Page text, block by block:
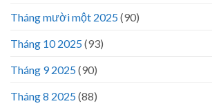
Tháng mười một 2025(90)
Tháng 10 2025(93)
Tháng 9 2025(90)
Tháng 8 2025(88)